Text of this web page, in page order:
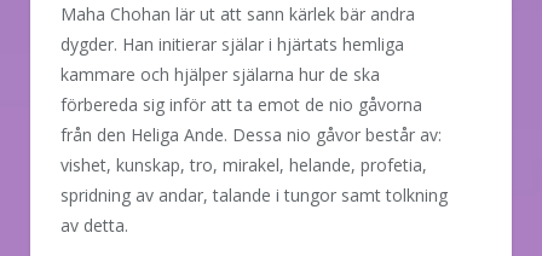
Maha Chohan lär ut att sann kärlek bär andra
dygder. Han initierar själar i hjärtats hemliga
kammare och hjälper själarna hur de ska
förbereda sig inför att ta emot de nio gåvorna
från den Heliga Ande. Dessa nio gåvor består av:
vishet, kunskap, tro, mirakel, helande, profetia,
spridning av andar, talande i tungor samt tolkning
av detta.